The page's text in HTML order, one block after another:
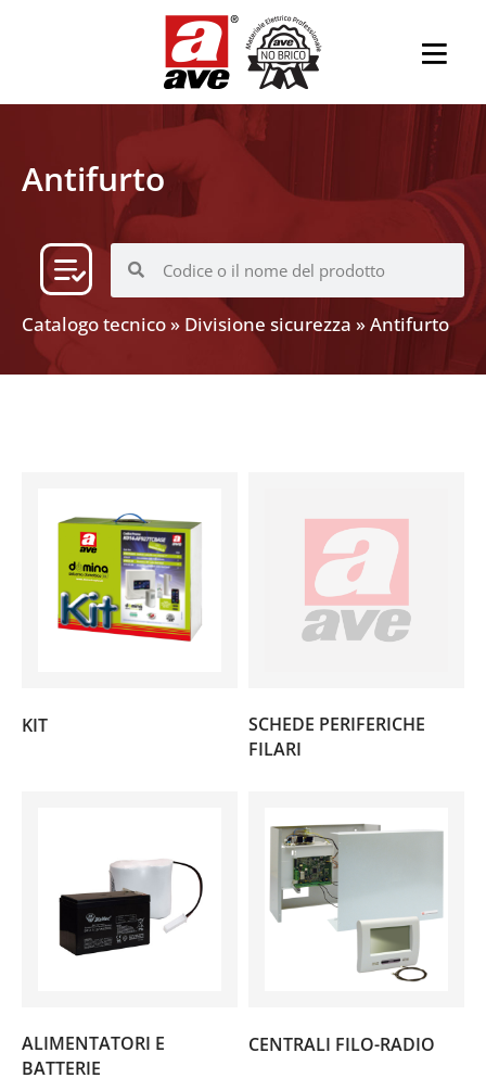
Antifurto
Catalogo tecnico» Divisione sicurezza »Antifurto
KIT
SCHEDE PERIFERICHE
FILARI
ALIMENTATORI E
BATTERIE
CENTRALI FILO-RADIO